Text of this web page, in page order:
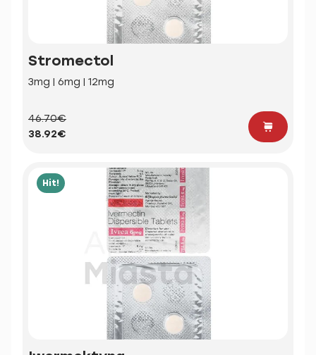
Stromectol
3mg | 6mg | 12mg
46.70€
38.92€
Hit!